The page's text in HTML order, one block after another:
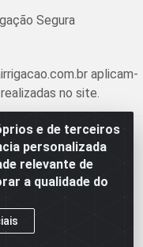
e de terceiros
personalizada
relevante de
a qualidade do
aplicam-
no site.
Castelo Branco, 5330 -
74.433-205 - CNPJ